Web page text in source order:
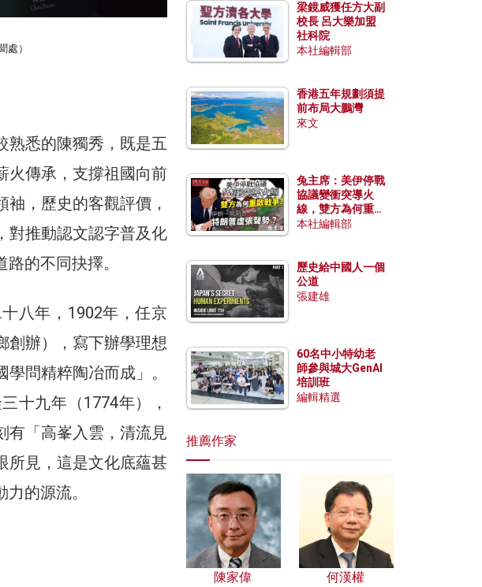
處）
熟悉的陳獨秀，既是五
火傳承，支撐祖國向前
，歷史的客觀評價，
對推動認文認字普及化
的不同抉擇。
八年，1902年，任京
創辦），寫下辦學理想
問精粹陶冶而成」。
十九年（1774年），
有「高峯入雲，清流見
所見，這是文化底蘊甚
的源流。
梁鏡威獲任方大副
校長 呂大樂加盟
社科院
本社編輯部
香港五年規劃須提
前布局大鵬灣
來文
兔主席：美伊停戰
協議變衝突導火
線，雙方為何重啟
戰爭？伊朗一早洞
本社編輯部
歷史給中國人一個
公道
張建雄
60名中小特幼老
師參與城大GenAI
培訓班
編輯精選
推薦作家
陳家偉 何漢權